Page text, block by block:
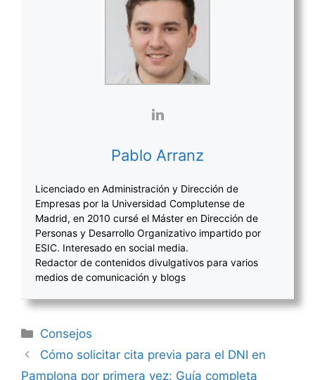
Pablo Arranz
Licenciado en Administración y Dirección de
Empresas por la Universidad Complutense de
Madrid, en 2010 cursé el Máster en Dirección de
Personas y Desarrollo Organizativo impartido por
ESIC. Interesado en social media.
Redactor de contenidos divulgativos para varios
medios de comunicación y blogs
Categorías
Consejos
Navegación
de
Cómo solicitar cita previa para el DNI en
Pamplona por primera vez: Guía completa